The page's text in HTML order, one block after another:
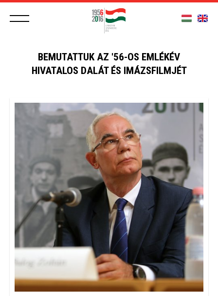
BEMUTATTUK AZ '56-OS EMLÉKÉV
HIVATALOS DALÁT ÉS IMÁZSFILMJÉT